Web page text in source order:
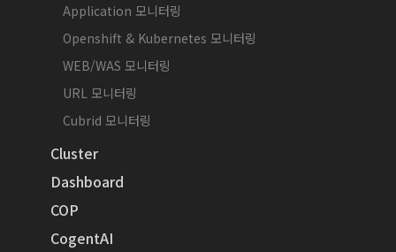
Application 모니터링
Openshift & Kubernetes 모니터링
WEB/WAS 모니터링
URL 모니터링
Cubrid 모니터링
Cluster
Dashboard
COP
CogentAI